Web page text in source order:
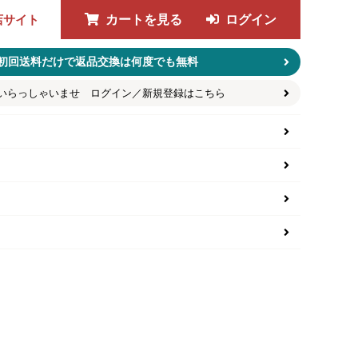
イト カートを見る ログイン
回送料だけで返品交換は何度でも無料
らっしゃいませ ログイン／新規登録はこちら